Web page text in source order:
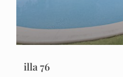
illa 76